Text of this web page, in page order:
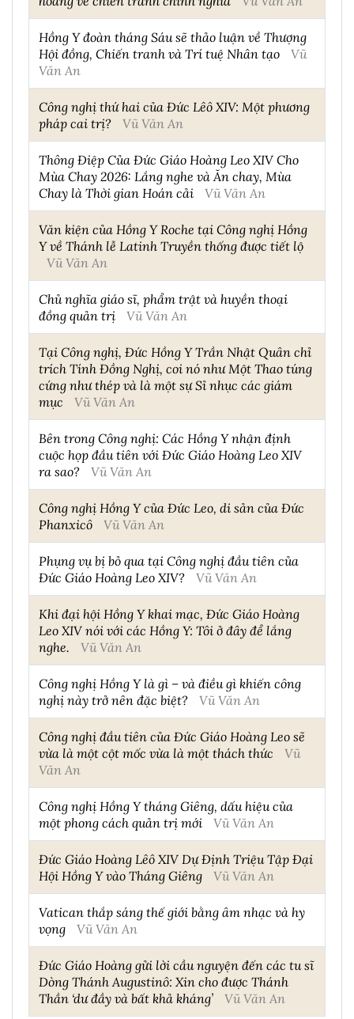
Hồng Y đoàn tháng Sáu sẽ thảo luận về Thượng
Hội đồng, Chiến tranh và Trí tuệ Nhân tạo
Vũ
Văn An
Công nghị thứ hai của Đức Lêô XIV: Một phương
pháp cai trị?
Vũ Văn An
Thông Điệp Của Đức Giáo Hoàng Leo XIV Cho
Mùa Chay 2026: Lắng nghe và Ăn chay, Mùa
Chay là Thời gian Hoán cải
Vũ Văn An
Văn kiện của Hồng Y Roche tại Công nghị Hồng
Y về Thánh lễ Latinh Truyền thống được tiết lộ
Vũ Văn An
Chủ nghĩa giáo sĩ, phẩm trật và huyền thoại
đồng quản trị
Vũ Văn An
Tại Công nghị, Đức Hồng Y Trần Nhật Quân chỉ
trích Tính Đồng Nghị, coi nó như Một Thao túng
cứng như thép và là một sự Sỉ nhục các giám
mục
Vũ Văn An
Bên trong Công nghị: Các Hồng Y nhận định
cuộc họp đầu tiên với Đức Giáo Hoàng Leo XIV
ra sao?
Vũ Văn An
Công nghị Hồng Y của Đức Leo, di sản của Đức
Phanxicô
Vũ Văn An
Phụng vụ bị bỏ qua tại Công nghị đầu tiên của
Đức Giáo Hoàng Leo XIV?
Vũ Văn An
Khi đại hội Hồng Y khai mạc, Đức Giáo Hoàng
Leo XIV nói với các Hồng Y: Tôi ở đây để lắng
nghe.
Vũ Văn An
Công nghị Hồng Y là gì – và điều gì khiến công
nghị này trở nên đặc biệt?
Vũ Văn An
Công nghị đầu tiên của Đức Giáo Hoàng Leo sẽ
vừa là một cột mốc vừa là một thách thức
Vũ
Văn An
Công nghị Hồng Y tháng Giêng, dấu hiệu của
một phong cách quản trị mới
Vũ Văn An
Đức Giáo Hoàng Lêô XIV Dự Định Triệu Tập Đại
Hội Hồng Y vào Tháng Giêng
Vũ Văn An
Vatican thắp sáng thế giới bằng âm nhạc và hy
vọng
Vũ Văn An
Đức Giáo Hoàng gửi lời cầu nguyện đến các tu sĩ
Dòng Thánh Augustinô: Xin cho được Thánh
Thần ‘dư đầy và bất khả kháng’
Vũ Văn An